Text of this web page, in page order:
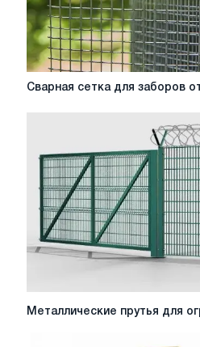
Сварная
производителя
Сварная сетка для заборов
Металлические
Металлические прутья для